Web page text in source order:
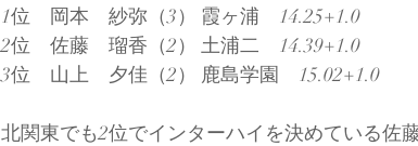
1位　岡本　紗弥（3） 霞ヶ浦　14.25+1.0
2位　佐藤　瑠香（2） 土浦二　14.39+1.0
3位　山上　夕佳（2） 鹿島学園　15.02+1.0
北関東でも2位でインターハイを決めている佐